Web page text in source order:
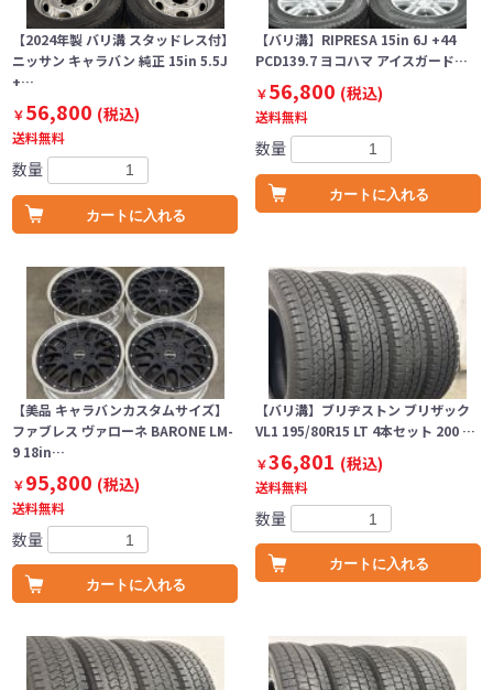
【2024年製 バリ溝 スタッドレス付】
ニッサン キャラバン 純正 15in 5.5J
+…
￥56,800 (税込)
送料無料
数量
カートに入れる
【バリ溝】RIPRESA 15in 6J +44
PCD139.7 ヨコハマ アイスガード…
￥56,800 (税込)
送料無料
数量
カートに入れる
【美品 キャラバンカスタムサイズ】
ファブレス ヴァローネ BARONE LM-
9 18in…
￥95,800 (税込)
送料無料
数量
カートに入れる
【バリ溝】ブリヂストン ブリザック
VL1 195/80R15 LT 4本セット 200 …
￥36,801 (税込)
送料無料
数量
カートに入れる